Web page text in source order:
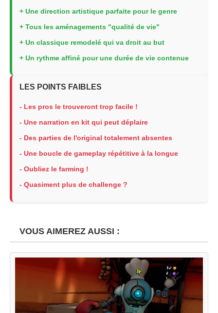
+ Une direction artistique parfaite pour le genre
+ Tous les aménagements "qualité de vie"
+ Un classique remodelé qui va droit au but
+ Un rythme affiné pour une durée de vie contenue
LES POINTS FAIBLES
- Les pros le trouveront trop facile !
- Une narration en kit qui peut déplaire
- Des parties de l'original totalement absentes
- Une boucle de gameplay répétitive à la longue
- Oubliez le farming !
- Quasiment plus de challenge ?
VOUS AIMEREZ AUSSI :